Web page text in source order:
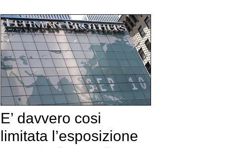
E’ davvero cosi
limitata l’esposizione